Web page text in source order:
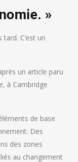
»
C’est un
un article paru
à Cambridge
de base
Des
des zones
au changement